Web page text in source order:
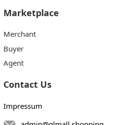
Marketplace
Merchant
Buyer
Agent
Contact Us
Impressum